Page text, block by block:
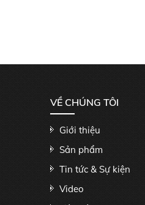
VỀ CHÚNG TÔI
Giới thiệu
Sản phẩm
Tin tức & Sự kiện
Video